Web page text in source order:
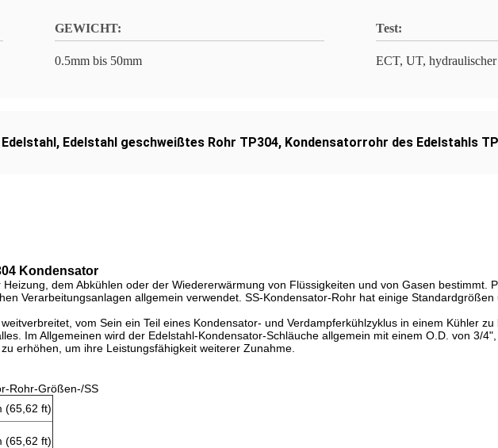
GEWICHT:
0.5mm bis 50mm
Test:
ECT, UT, hydraulischer
, Edelstahl geschweißtes Rohr TP304, Kondensatorrohr des Edelstahls
Kondensator
dem Abkühlen oder der Wiedererwärmung von Flüssigkeiten und von Gasen bestimmt.
Verarbeitungsanlagen allgemein verwendet. SS-Kondensator-Rohr hat einige
vom Sein ein Teil eines Kondensator- und Verdampferkühlzyklus in einem Kühler
Im Allgemeinen wird der Edelstahl-Kondensator-Schläuche allgemein mit einem O.D. von 3/
erhöhen, um ihre Leistungsfähigkeit weiterer Zunahme.
Rohr-Größen-/SS
(65,62 ft)
(65,62 ft)